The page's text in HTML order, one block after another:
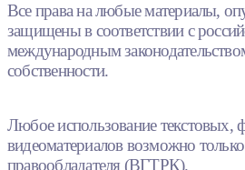
Все права на любые материалы,
защищены в соответствии с
международным
собственности.
Любое использование текстовых,
видеоматериалов возможно только
правообладателя (ВГТРК).